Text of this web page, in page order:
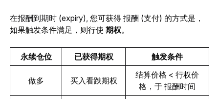
在报酬到期时 (expiry), 您可获得 报酬 (支付) 的方式是，
如果触发条件满足，则行使 期权。
永续仓位 已获得期权 触发条件
做多 买入看跌期权
结算价格 < 行权价
格，于 报酬时间